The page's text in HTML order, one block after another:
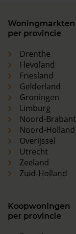
Woningmarkten
per provincie
Drenthe
Flevoland
Friesland
Gelderland
Groningen
Limburg
Noord-Brabant
Noord-Holland
Overijssel
Utrecht
Zeeland
Zuid-Holland
Koopwoningen
per provincie